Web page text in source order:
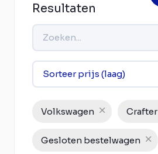
Resultaten
Volkswagen Crafter
Gesloten bestelwagen